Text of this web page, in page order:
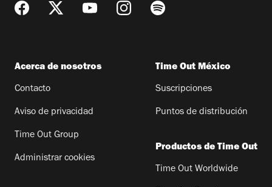
Acerca de nosotros
Contacto
Aviso de privacidad
Time Out Group
Administrar cookies
Time Out México
Suscripciones
Puntos de distribución
Productos de Time Out
Time Out Worldwide